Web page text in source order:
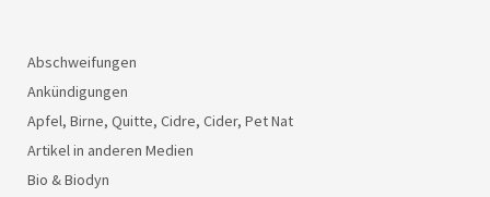
Abschweifungen
Ankündigungen
Apfel, Birne, Quitte, Cidre, Cider, Pet Nat
Artikel in anderen Medien
Bio & Biodyn